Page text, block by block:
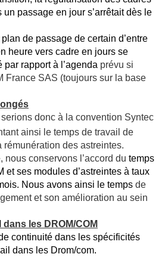
passage en jour s’arrêtait dès le
de passage de certain d’entre
heure vers cadre en jours se
rapport à l’agenda prévu si
France SAS (toujours sur la base
donc à la convention Syntec
ainsi le temps de travail de
rémunération des astreintes.
nous conservons l’accord du temps
et ses modules d’astreintes à taux
Nous avons ainsi le temps de
et son amélioration au sein
les DROM/COM
continuité dans les spécificités
dans les Drom/com.